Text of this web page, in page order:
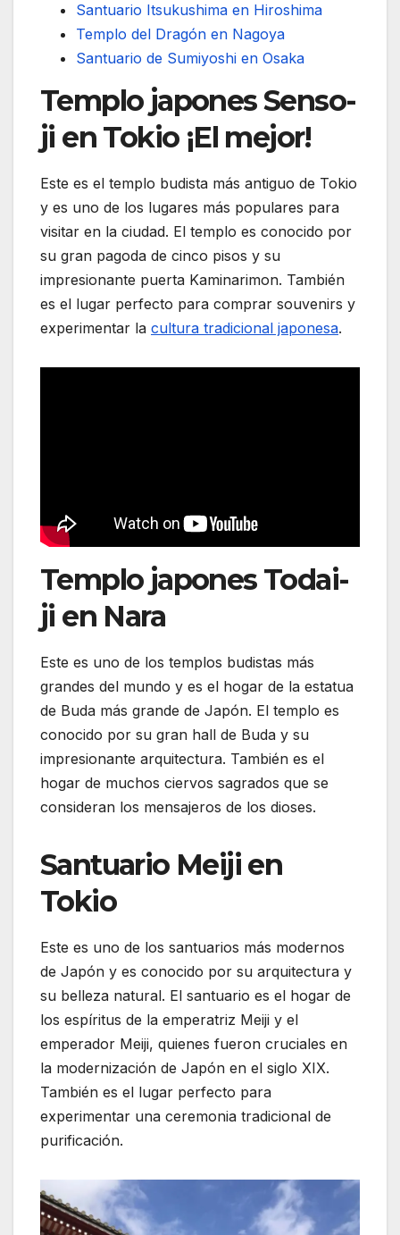
Santuario Itsukushima en Hiroshima
Templo del Dragón en Nagoya
Santuario de Sumiyoshi en Osaka
Templo japones Senso-
ji en Tokio ¡El mejor!
Este es el templo budista más antiguo de Tokio
y es uno de los lugares más populares para
visitar en la ciudad. El templo es conocido por
su gran pagoda de cinco pisos y su
impresionante puerta Kaminarimon. También
es el lugar perfecto para comprar souvenirs y
experimentar la cultura tradicional japonesa.
Templo japones Todai-
ji en Nara
Este es uno de los templos budistas más
grandes del mundo y es el hogar de la estatua
de Buda más grande de Japón. El templo es
conocido por su gran hall de Buda y su
impresionante arquitectura. También es el
hogar de muchos ciervos sagrados que se
consideran los mensajeros de los dioses.
Santuario Meiji en
Tokio
Este es uno de los santuarios más modernos
de Japón y es conocido por su arquitectura y
su belleza natural. El santuario es el hogar de
los espíritus de la emperatriz Meiji y el
emperador Meiji, quienes fueron cruciales en
la modernización de Japón en el siglo XIX.
También es el lugar perfecto para
experimentar una ceremonia tradicional de
purificación.